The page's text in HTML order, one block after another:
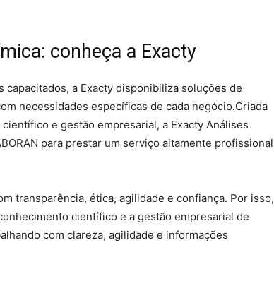
conheça a Exacty
a Exacty disponibiliza soluções de
necessidades específicas de cada negócio.Criada
e gestão empresarial, a Exacty Análises
para prestar um serviço altamente profissional
transparência, ética, agilidade e confiança. Por isso,
científico e a gestão empresarial de
com clareza, agilidade e informações